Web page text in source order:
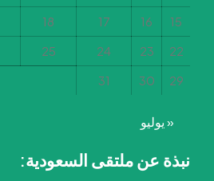
15
16
17
18
22
23
24
25
29
30
31
« يوليو
نبذة عن ملتقى السعودية: